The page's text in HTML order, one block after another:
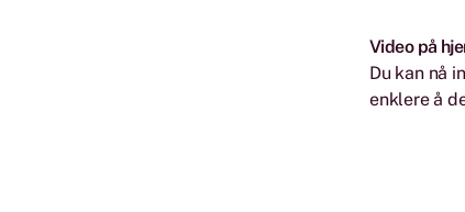
Video på
Du kan nå
enklere å